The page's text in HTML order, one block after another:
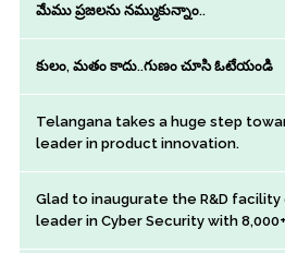
మేము ప్రజలను నమ్ముకున్నాం..
కులం, మతం కాదు..గుణం చూసి ఓటేయండి
Telangana takes a huge step
leader in product innovation.
Glad to inaugurate the R&D facility
leader in Cyber Security with